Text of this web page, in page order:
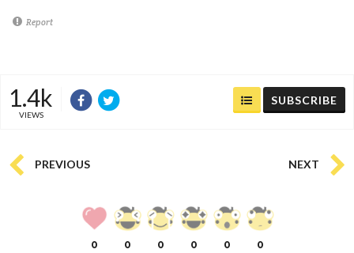
Report
1.4k
VIEWS
SUBSCRIBE
PREVIOUS NEXT
0 0 0 0 0 0